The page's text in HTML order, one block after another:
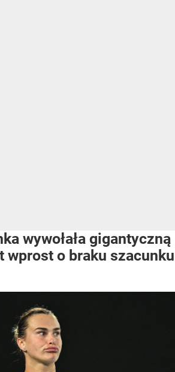
wywołała gigantyczną
wprost o braku szacunku